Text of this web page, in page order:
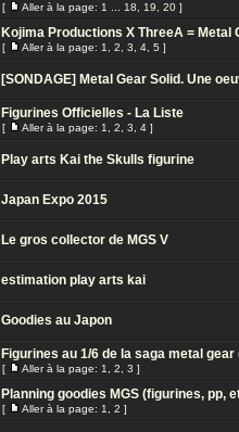
[ Aller à la page: 1 18 19 20 ]
Kojima Productions X ThreeA = Metal
[ Aller à la page: 1 2 3 4 5 ]
[SONDAGE] Metal Gear Solid. Une
Figurines Officielles - La Liste
[ Aller à la page: 1 2 3 4 ]
Play arts Kai the Skulls figurine
Japan Expo 2015
Le gros collector de MGS V
estimation play arts kai
Goodies au Japon
Figurines au 1/6 de la saga metal
[ Aller à la page: 1 2 3 ]
Planning goodies MGS (figurines, pp,
[ Aller à la page: 1 2 ]